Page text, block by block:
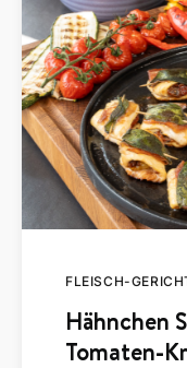
FLEISCH-
Hähnchen
Tomaten-